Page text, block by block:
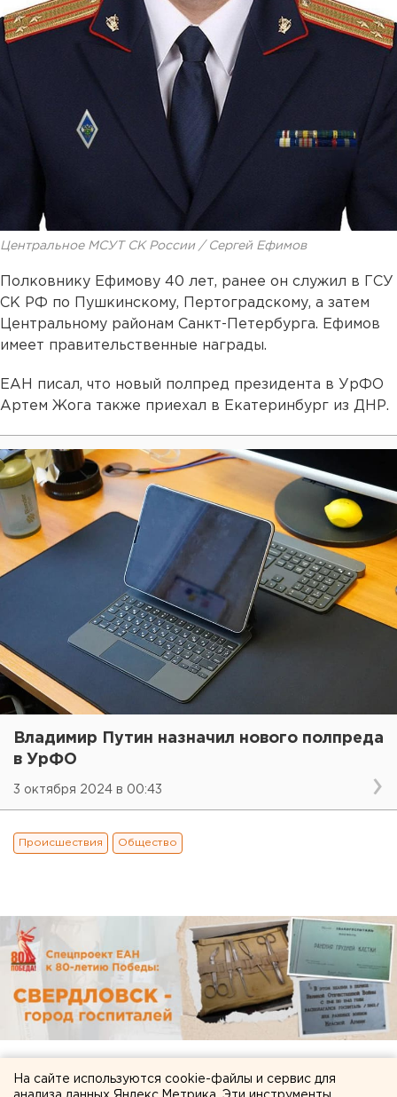
Центральное МСУТ СК России / Сергей Ефимов
Полковнику Ефимову 40 лет, ранее он служил в ГСУ
СК РФ по Пушкинскому, Пертоградскому, а затем
Центральному районам Санкт-Петербурга. Ефимов
имеет правительственные награды.
ЕАН писал, что новый полпред президента в УрФО
Артем Жога также приехал в Екатеринбург из ДНР.
Владимир Путин назначил нового полпреда
в УрФО
3 октября 2024 в 00:43
Происшествия Общество
На сайте используются cookie-файлы и сервис для